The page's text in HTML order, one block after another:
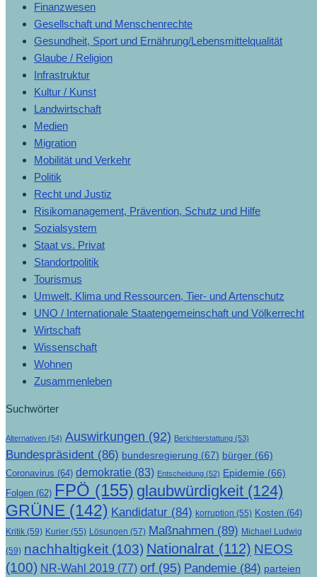
Finanzwesen
Gesellschaft und Menschenrechte
Gesundheit, Sport und Ernährung/Lebensmittelqualität
Glaube / Religion
Infrastruktur
Kultur / Kunst
Landwirtschaft
Medien
Migration
Mobilität und Verkehr
Politik
Recht und Justiz
Risikomanagement, Prävention, Schutz und Hilfe
Sozialsystem
Staat vs. Privat
Standortpolitik
Tourismus
Umwelt, Klima und Ressourcen, Tier- und Artenschutz
UNO / Internationale Staatengemeinschaft und Völkerrecht
Wirtschaft
Wissenschaft
Wohnen
Zusammenleben
Suchwörter
Alternativen (54) Auswirkungen (92) Berichterstattung (53)
Bundespräsident (86) bundesregierung (67) bürger (66)
Coronavirus (64) demokratie (83) Entscheidung (52) Epidemie (66)
Folgen (62) FPÖ (155) glaubwürdigkeit (124)
GRÜNE (142) Kandidatur (84) korruption (55) Kosten (64)
Kritik (59) Kurier (55) Lösungen (57) Maßnahmen (89) Michael Ludwig
(59) nachhaltigkeit (103) Nationalrat (112) NEOS
(100) NR-Wahl 2019 (77) orf (95) Pandemie (84) parteien